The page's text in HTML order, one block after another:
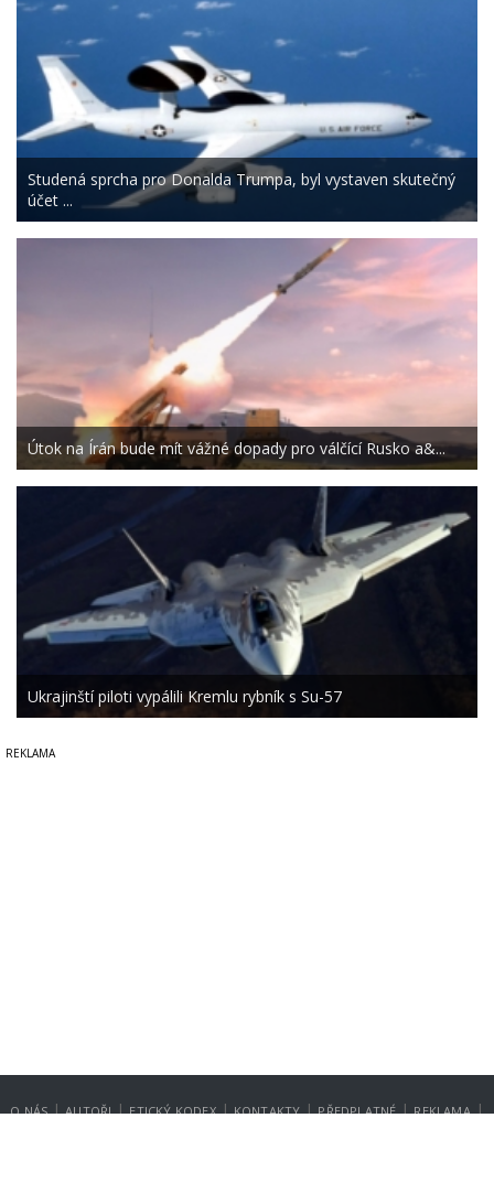
Studená sprcha pro Donalda Trumpa, byl vystaven skutečný
účet ...
Útok na Írán bude mít vážné dopady pro válčící Rusko a&...
Ukrajinští piloti vypálili Kremlu rybník s Su-57
O NÁS | AUTOŘI | ETICKÝ KODEX | KONTAKTY | PŘEDPLATNÉ | REKLAMA |